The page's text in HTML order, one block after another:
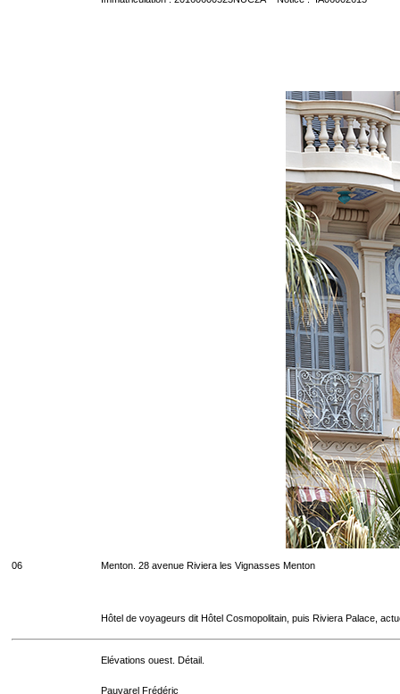
06 Menton. 28 avenue Riviera les Vignasses Menton
Hôtel de voyageurs dit Hôtel Cosmopolitain, puis Riviera Palace,
Elévations ouest. Détail.
Pauvarel Frédéric